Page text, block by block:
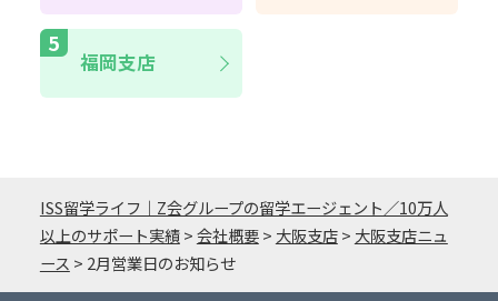
福岡支店
ISS留学ライフ｜Z会グループの留学エージェント／10万人
以上のサポート実績>会社概要> 大阪支店> 大阪支店ニュ
ース > 2月営業日のお知らせ